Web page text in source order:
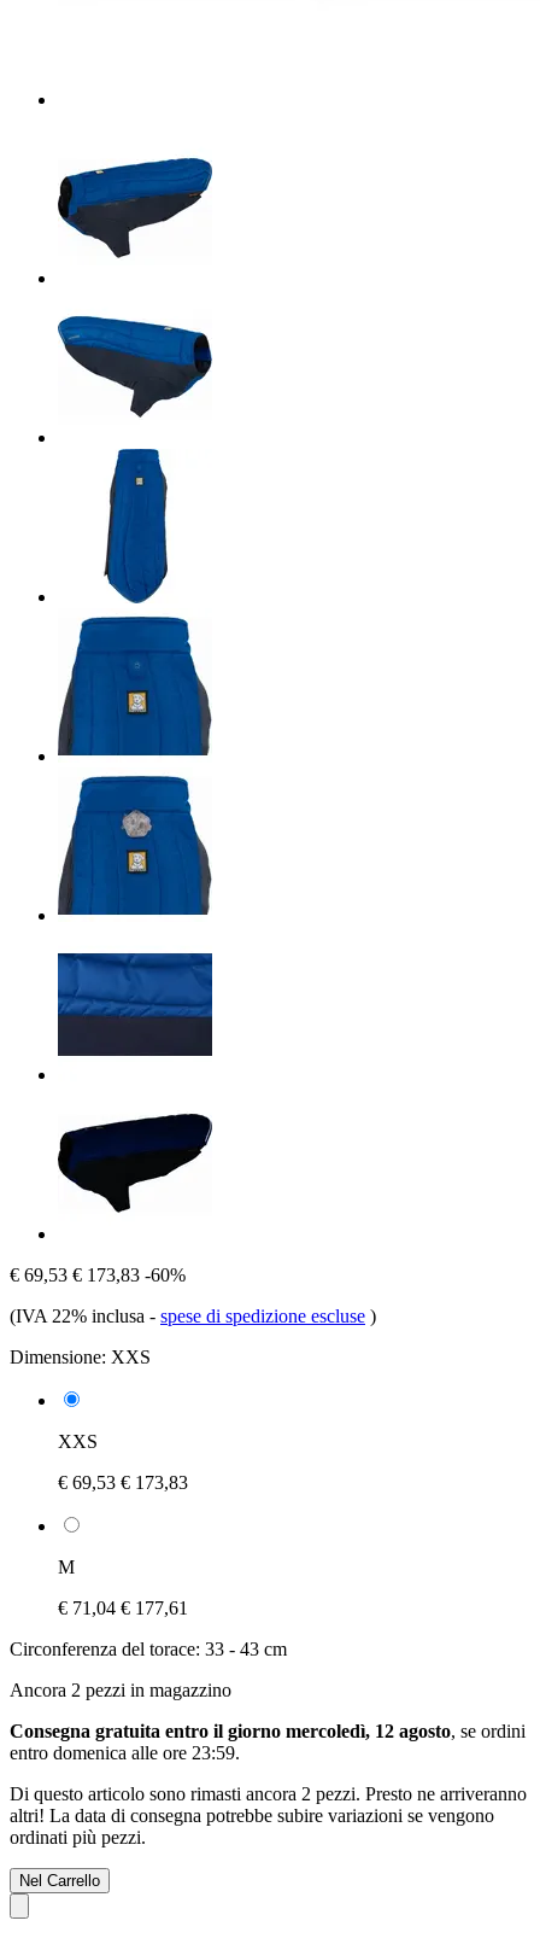
€ 69,53 € 173,83 -60%
(IVA 22% inclusa - spese di spedizione escluse )
Dimensione: XXS
XXS
€ 69,53 € 173,83
M
€ 71,04 € 177,61
Circonferenza del torace: 33 - 43 cm
Ancora 2 pezzi in magazzino
Consegna gratuita entro il giorno mercoledì, 12 agosto, se ordini
entro domenica alle ore 23:59.
Di questo articolo sono rimasti ancora 2 pezzi. Presto ne arriveranno
altri! La data di consegna potrebbe subire variazioni se vengono
ordinati più pezzi.
Nel Carrello